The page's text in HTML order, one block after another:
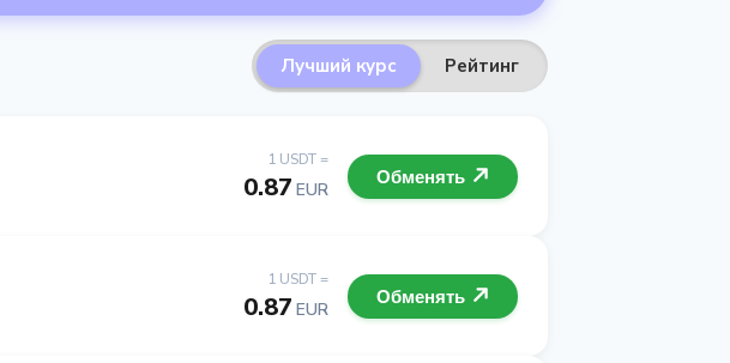
Лучший курс Рейтинг
1 USDT =
0.87 EUR
Обменять
1 USDT =
0.87 EUR
Обменять